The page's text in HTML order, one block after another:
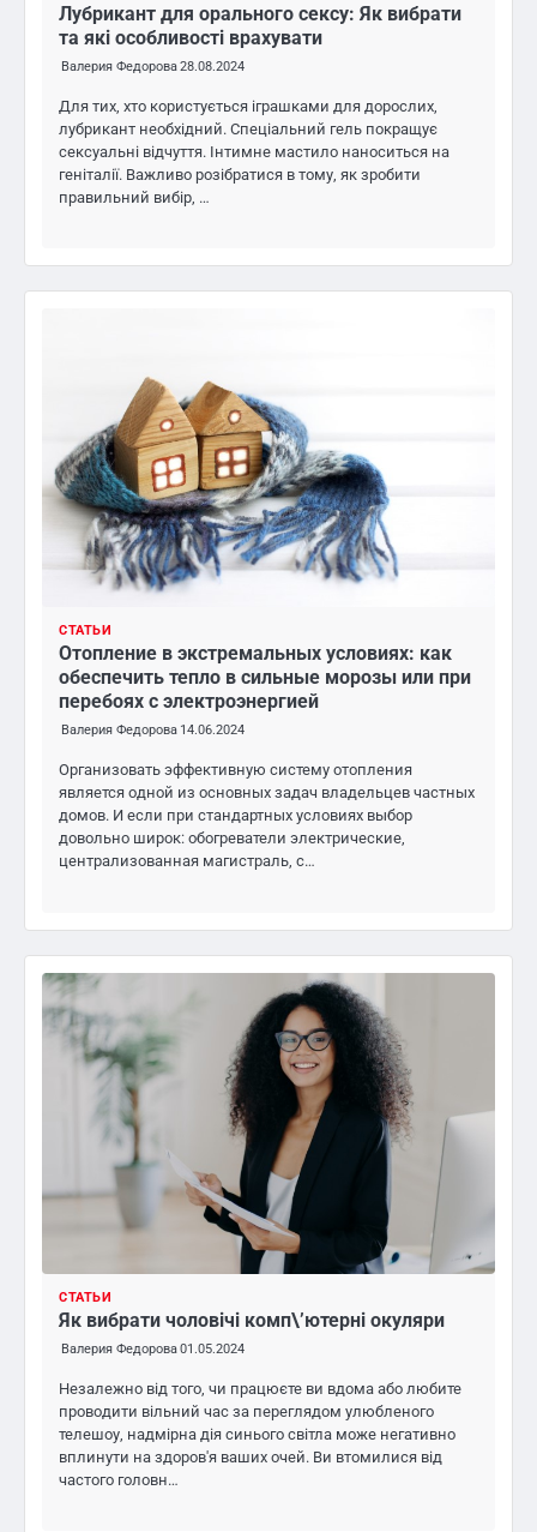
Лубрикант для орального сексу: Як вибрати
та які особливості врахувати
Валерия Федорова28.08.2024
Для тих, хто користується іграшками для дорослих,
лубрикант необхідний. Спеціальний гель покращує
сексуальні відчуття. Інтимне мастило наноситься на
геніталії. Важливо розібратися в тому, як зробити
правильний вибір, …
СТАТЬИ
Отопление в экстремальных условиях: как
обеспечить тепло в сильные морозы или при
перебоях с электроэнергией
Валерия Федорова 14.06.2024
Организовать эффективную систему отопления
является одной из основных задач владельцев частных
домов. И если при стандартных условиях выбор
довольно широк: обогреватели электрические,
централизованная магистраль, с…
СТАТЬИ
Як вибрати чоловічі комп\’ютерні окуляри
Валерия Федорова01.05.2024
Незалежно від того, чи працюєте ви вдома або любите
проводити вільний час за переглядом улюбленого
телешоу, надмірна дія синього світла може негативно
вплинути на здоров'я ваших очей. Ви втомилися від
частого головн…